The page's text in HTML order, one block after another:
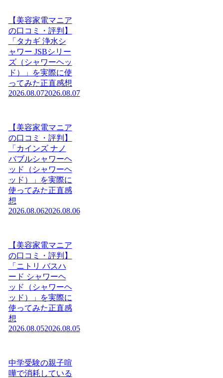
【美容家電マニア
の口コミ・評判】
「タカギ 浄水シ
ャワー JSBシリー
ズ（シャワーヘッ
ド）」を実際に使
ってみた正直感想
2026.08.072026.08.07
【美容家電マニア
の口コミ・評判】
「カインズ ナノ
バブルシャワーヘ
ッド（シャワーヘ
ッド）」を実際に
使ってみた正直感
想
2026.08.062026.08.06
【美容家電マニア
の口コミ・評判】
「ニトリ バスハ
ード シャワーヘ
ッド（シャワーヘ
ッド）」を実際に
使ってみた正直感
想
2026.08.052026.08.05
中学受験の親子喧
嘩で消耗している